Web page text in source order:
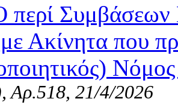
περί Συμβάσεων
Ακίνητα που
Αρ.518, 21/4/2026